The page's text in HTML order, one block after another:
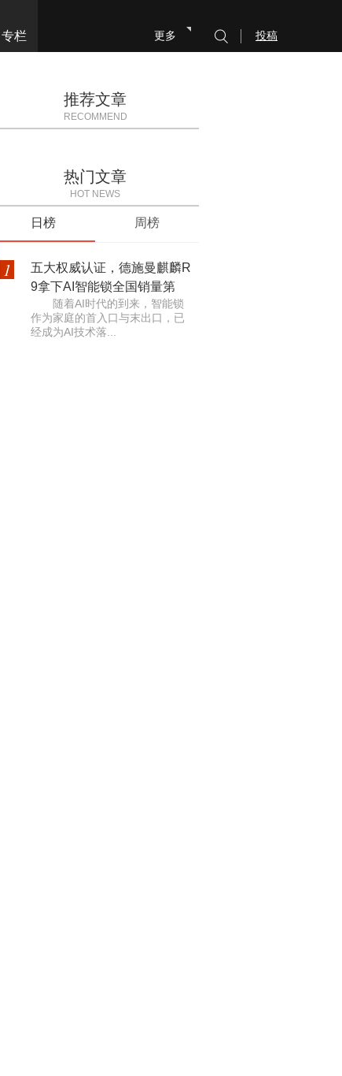
专栏 更多 投稿
推荐文章
RECOMMEND
热门文章
HOT NEWS
日榜 周榜
1
五大权威认证，德施曼麒麟R
9拿下AI智能锁全国销量第
随着AI时代的到来，智能锁
作为家庭的首入口与末出口，已
经成为AI技术落...